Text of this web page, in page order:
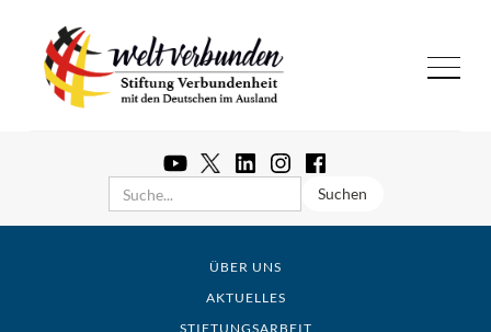
ÜBER UNS
AKTUELLES
STIFTUNGSARBEIT